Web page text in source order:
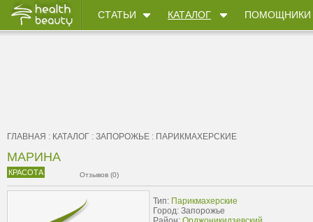
СТАТЬИ КАТАЛОГ ПОМОЩНИКИ
ГЛАВНАЯ : КАТАЛОГ : ЗАПОРОЖЬЕ : ПАРИКМАХЕРСКИЕ
МАРИНА
КРАСОТА Отзывов (0)
Тип: Парикмахерские
Город: Запорожье